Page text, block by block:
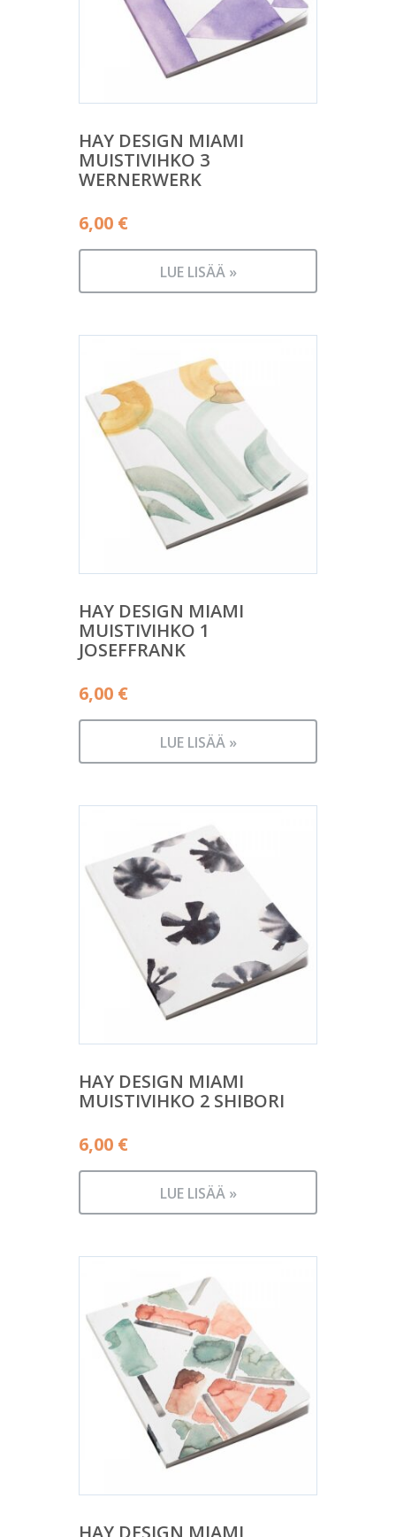
HAY DESIGN MIAMI
MUISTIVIHKO 3
WERNERWERK
6,00 €
LUE LISÄÄ »
HAY DESIGN MIAMI
MUISTIVIHKO 1
JOSEFFRANK
6,00 €
LUE LISÄÄ »
HAY DESIGN MIAMI
MUISTIVIHKO 2 SHIBORI
6,00 €
LUE LISÄÄ »
HAY DESIGN MIAMI